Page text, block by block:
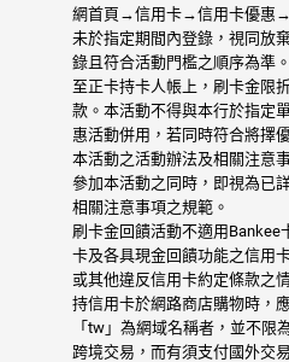
網首頁→信用卡→信用卡優惠→
未於指定期間內登錄，視同放
錄且符合活動門檻之順序為準
至正卡持卡人帳上，刷卡金限
款。本活動不得與本行於指定
惠活動併用，若同時符合將擇
本活動之活動辦法及相關注意
參加本活動之同時，即視為已
相關注意事項之規範。
刷卡金回饋活動不適用
卡及各具現金回饋功能之信用
或其他違反信用卡約定條款之
持信用卡於網路商店購物時，
「tw」為網域名稱者，並不限
跨境交易，而有須支付國外交